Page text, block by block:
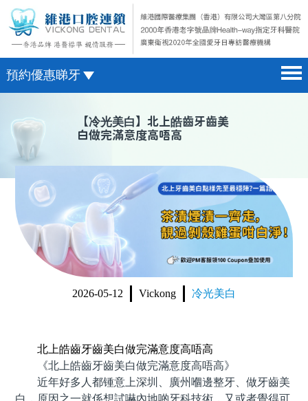
預約優惠睇牙
醫院簡介 hospital introduction
醫生介紹 doctor introduction
醫療新聞 medical news
種植牙 dental implant
箍牙 orthodontics
收費標準 change standard
微信預約
WhatsApp預約
【冷光美白】北上皓齒牙齒美
白做完滿意度高唔高
2026-05-12 Vickong 冷光美白
北上皓齒牙齒美白做完滿意度高唔高
《北上皓齒牙齒美白做完滿意度高唔高》
近年好多人都锺意上深圳、廣州嗰邊整牙、做牙齒美